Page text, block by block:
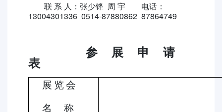
联 系 人： 张少锋 周 宇 电话：
13004301336 0514-87880862 87864749
参 展 申
请
表
展 览会
名 称